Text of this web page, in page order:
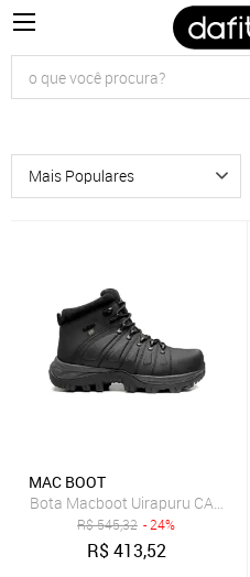
MAC BOOT
Bota Macboot Uirapuru CA01
R$545,32 - 24%
R$413,52